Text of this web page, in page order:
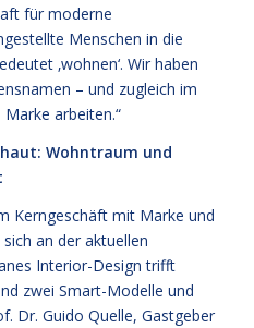
für moderne
Menschen in die
‚wohnen‘. Wir haben
– und zugleich im
arbeiten.“
Wohntraum und
Kerngeschäft mit Marke und
an der aktuellen
Interior-Design trifft
zwei Smart-Modelle und
Dr. Guido Quelle, Gastgeber